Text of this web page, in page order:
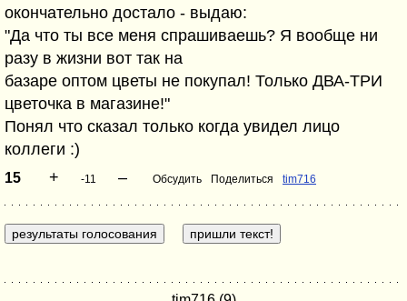
окончательно достало - выдаю:
"Да что ты все меня спрашиваешь? Я вообще ни
разу в жизни вот так на
базаре оптом цветы не покупал! Только ДВА-ТРИ
цветочка в магазине!"
Понял что сказал только когда увидел лицо
коллеги :)
15 + -11 – Обсудить Поделиться tim716